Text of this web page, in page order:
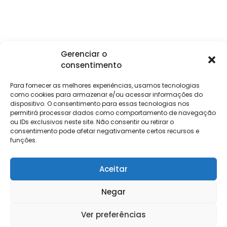
Gerenciar o
consentimento
Para fornecer as melhores experiências, usamos tecnologias
como cookies para armazenar e/ou acessar informações do
dispositivo. O consentimento para essas tecnologias nos
permitirá processar dados como comportamento de navegação
ou IDs exclusivos neste site. Não consentir ou retirar o
consentimento pode afetar negativamente certos recursos e
funções.
Aceitar
Negar
Ver preferências
Institucional
Trabalhe
Conosco
Contato
Relatório de
Salarial
Clientes
Login
Eventos
Contábeis
Holos
NG Essence
Soluções
DP e RH
NG Folha
eKeep
FisCo
Keevo Software | CNPJ: 14.766.429/0001-07
Rua Rio de Janeiro, 1462 – Lourdes, Belo Horizonte – MG, 30160-042